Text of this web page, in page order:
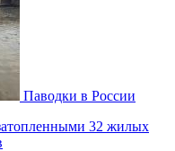
Паводки в России
32 жилых